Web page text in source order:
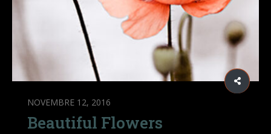
NOVEMBRE 12, 2016
Beautiful Flowers